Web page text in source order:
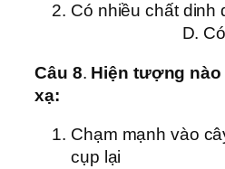
Có nhiều chất dinh
D. Có
Câu 8. Hiện tượng
xạ:
Chạm mạnh vào
cụp lại